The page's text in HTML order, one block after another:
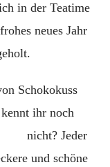
in der Teatime
neues Jahr
Schokokuss
ihr noch
nicht? Jeder
und schöne